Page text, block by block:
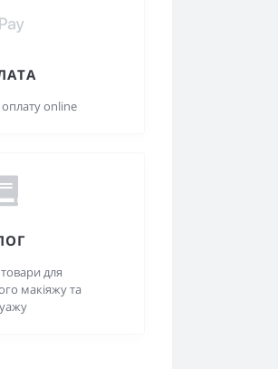
online
для
макіяжу та